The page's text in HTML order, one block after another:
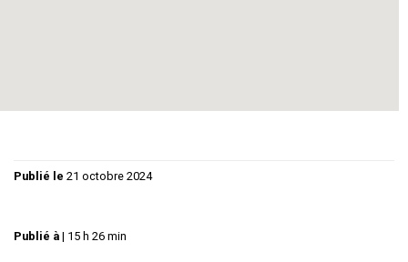
Publié le 21 octobre 2024
Publié à | 15 h 26 min